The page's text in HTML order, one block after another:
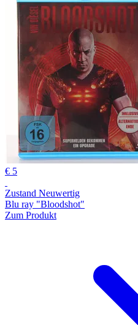
€ 5
Zustand Neuwertig
Blu ray "Bloodshot"
Zum Produkt